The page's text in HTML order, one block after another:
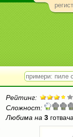
Рейтинг:
Сложност:
Любима на 3 готвача